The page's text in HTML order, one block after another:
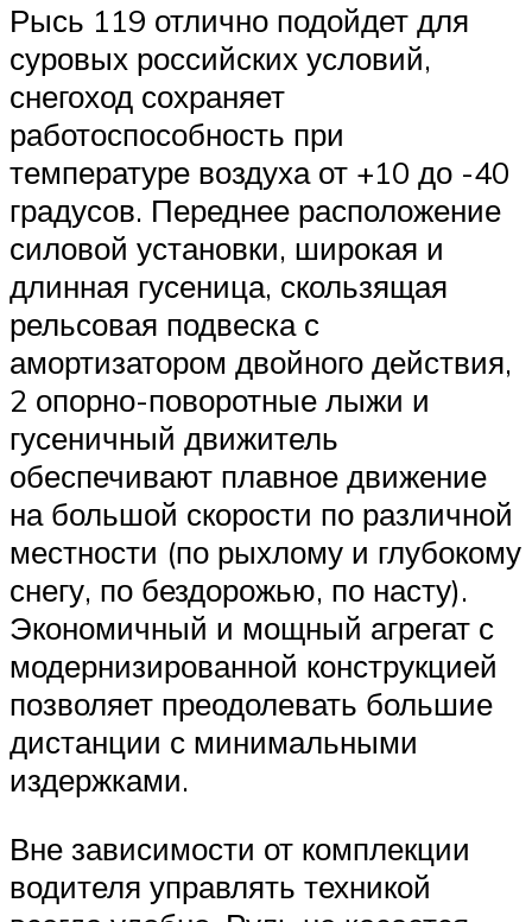
Рысь 119 отлично подойдет для
суровых российских условий,
снегоход сохраняет
работоспособность при
температуре воздуха от +10 до -40
градусов. Переднее расположение
силовой установки, широкая и
длинная гусеница, скользящая
рельсовая подвеска с
амортизатором двойного действия,
2 опорно-поворотные лыжи и
гусеничный движитель
обеспечивают плавное движение
на большой скорости по различной
местности (по рыхлому и глубокому
снегу, по бездорожью, по насту).
Экономичный и мощный агрегат с
модернизированной конструкцией
позволяет преодолевать большие
дистанции с минимальными
издержками.
Вне зависимости от комплекции
водителя управлять техникой